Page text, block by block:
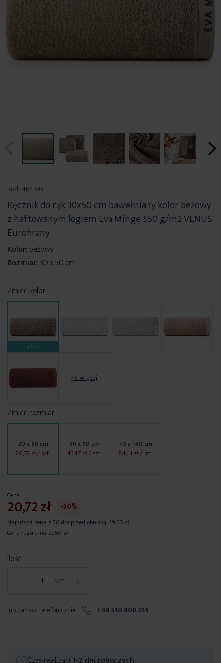
początek
galerii
Kod: 464395
Ręcznik do rąk 30x50 cm bawełniany kolor beżowy
z haftowanym logiem Eva Minge 550 g/m2 VENUS
Eurofirany
Kolor:beżowy
Rozmiar:30 x 50 cm
Zmień kolor
BEŻOWY
+3 więcej
Zmień rozmiar
30 x 50 cm
20,72 zł/ szt.
50 x 90 cm
43,47 zł/ szt.
70 x 140 cm
84,41 zł/ szt.
Ilość
- szt. +
Cena
20,72 zł -30%
Najniższa cena z 30 dni przed obniżką: 29,60 zł
Cena regularna: 29,60 zł
lub zamów telefonicznie: +48 510 808 355
Czas realizacji1-2 dni roboczych